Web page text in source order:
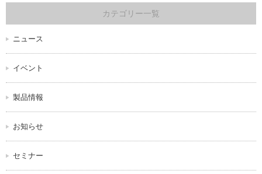
カテゴリー一覧
ニュース
イベント
製品情報
お知らせ
セミナー